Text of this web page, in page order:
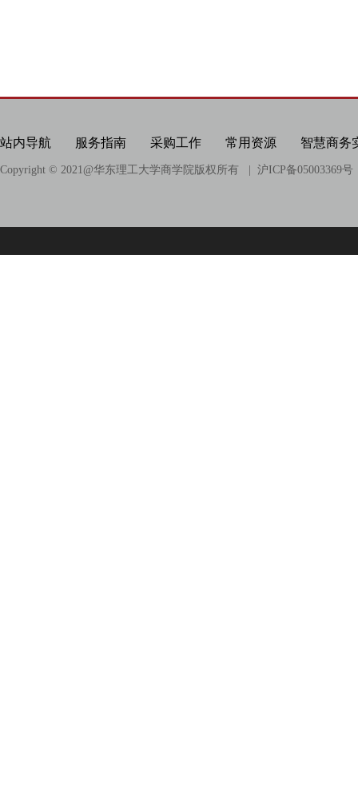
站内导航 服务指南 采购工作 常用资源 智慧商务
Copyright © 2021@华东理工大学商学院版权所有 | 沪ICP备05003369号